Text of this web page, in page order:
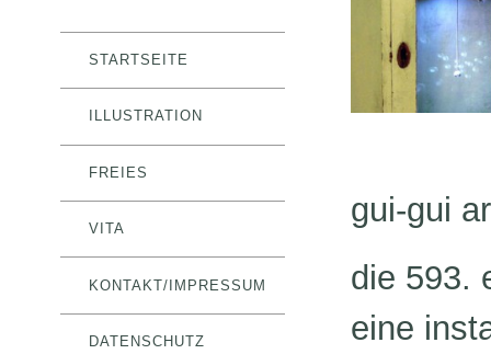
STARTSEITE
ILLUSTRATION
FREIES
VITA
KONTAKT/IMPRESSUM
DATENSCHUTZ
gui-gui
die 593.
eine